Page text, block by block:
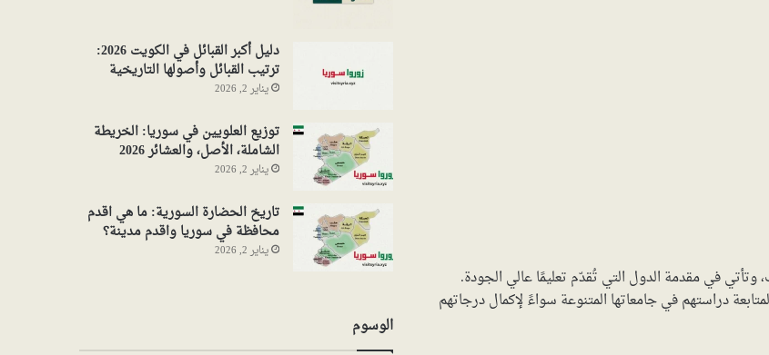
في مقدمة الدول التي تُقدّم تعليمًا عالي الجودة.
دراستهم في جامعاتها المتنوعة سواءً لإكمال درجاتهم
دليل أكبر القبائل في الكويت 2026:
ترتيب القبائل وأصولها التاريخية
يناير 2, 2026
توزيع العلويين في سوريا: الخريطة
الشاملة، الأصل، والعشائر 2026
يناير 2, 2026
تاريخ الحضارة السورية: ما هي اقدم
محافظة في سوريا واقدم مدينة؟
يناير 2, 2026
الوسوم